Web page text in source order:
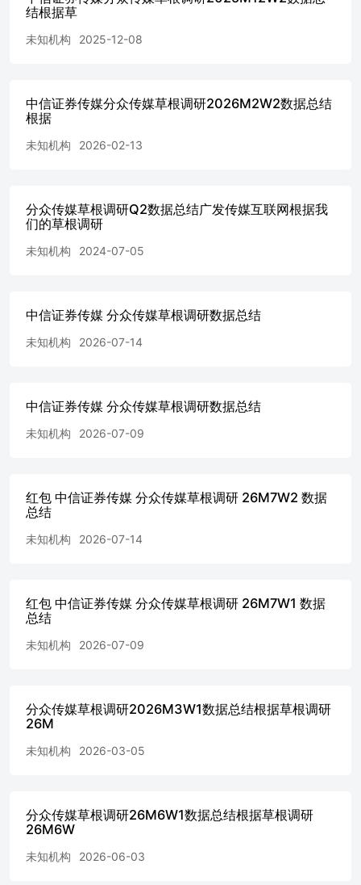
结根据草
未知机构 2025-12-08
中信证券传媒分众传媒草根调研2026M2W2数据总结
根据
未知机构 2026-02-13
分众传媒草根调研Q2数据总结广发传媒互联网根据我
们的草根调研
未知机构 2024-07-05
中信证券传媒 分众传媒草根调研数据总结
未知机构 2026-07-14
中信证券传媒 分众传媒草根调研数据总结
未知机构 2026-07-09
红包 中信证券传媒 分众传媒草根调研 26M7W2 数据
总结
未知机构 2026-07-14
红包 中信证券传媒 分众传媒草根调研 26M7W1 数据
总结
未知机构 2026-07-09
分众传媒草根调研2026M3W1数据总结根据草根调研
26M
未知机构 2026-03-05
分众传媒草根调研26M6W1数据总结根据草根调研
26M6W
未知机构 2026-06-03